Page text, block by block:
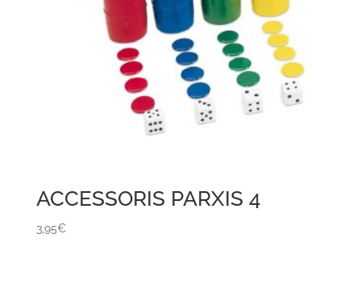
ACCESSORIS PARXIS 4
3,95€